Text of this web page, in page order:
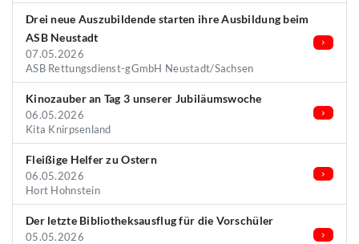
Drei neue Auszubildende starten ihre Ausbildung beim
ASB Neustadt
07.05.2026
ASB Rettungsdienst-gGmbH Neustadt/Sachsen
Kinozauber an Tag 3 unserer Jubiläumswoche
06.05.2026
Kita Knirpsenland
Fleißige Helfer zu Ostern
06.05.2026
Hort Hohnstein
Der letzte Bibliotheksausflug für die Vorschüler
05.05.2026